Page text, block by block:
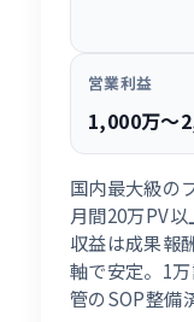
営業利益
1,000万〜
国内最大級の
月間20万PV以
収益は成果報
軸で安定。1
管のSOP整備